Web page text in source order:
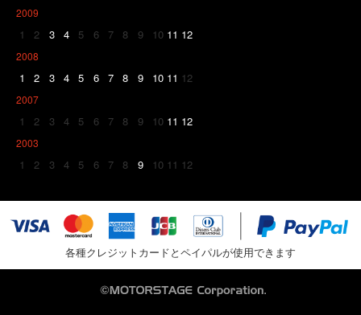
2009
1 2 3 4 5 6 7 8 9 10 11 12
2008
1 2 3 4 5 6 7 8 9 10 11 12
2007
1 2 3 4 5 6 7 8 9 10 11 12
2003
1 2 3 4 5 6 7 8 9 10 11 12
各種クレジットカードとペイパルが使用できます